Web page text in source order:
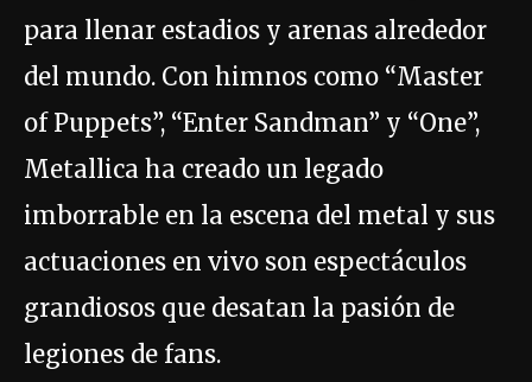
para llenar estadios y arenas alrededor
del mundo. Con himnos como “Master
of Puppets”, “Enter Sandman” y “One”,
Metallica ha creado un legado
imborrable en la escena del metal y sus
actuaciones en vivo son espectáculos
grandiosos que desatan la pasión de
legiones de fans.